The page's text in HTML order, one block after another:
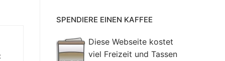
SPENDIERE EINEN KAFFEE
Diese Webseite kostet
viel Freizeit und Tassen